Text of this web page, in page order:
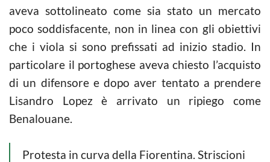
aveva sottolineato come sia stato un mercato
poco soddisfacente, non in linea con gli obiettivi
che i viola si sono prefissati ad inizio stadio. In
particolare il portoghese aveva chiesto l’acquisto
di un difensore e dopo aver tentato a prendere
Lisandro Lopez è arrivato un ripiego come
Benalouane.
Protesta in curva della Fiorentina. Striscioni